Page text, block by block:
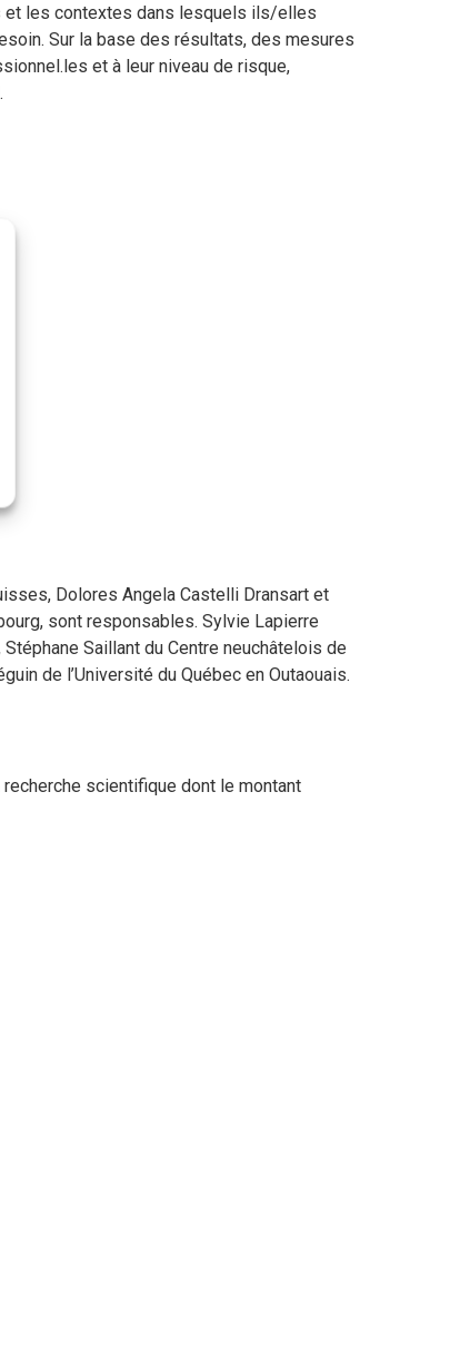
et les contextes dans lesquels ils/elles
Sur la base des résultats, des mesures
et à leur niveau de risque,
Dolores Angela Castelli Dransart et
sont responsables. Sylvie Lapierre
Saillant du Centre neuchâtelois de
de l’Université du Québec en Outaouais.
scientifique dont le montant